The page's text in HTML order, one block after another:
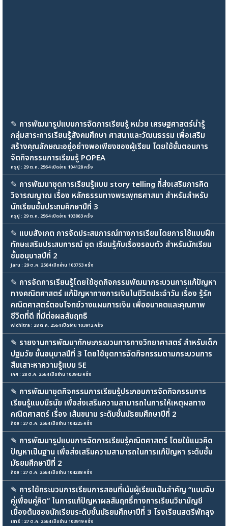
✎ การพัฒนารูปแบบการจัดการเรียนรู้ หน่วย เศรษฐศาสตร์น่ารู้
กลุ่มสาระการเรียนรู้สังคมศึกษา ศาสนาและวัฒนธรรม เพื่อเสริม
สร้างคุณลักษณะอยู่อย่างพอเพียงของผู้เรียน โดยใช้ขั้นตอนการ
จัดกิจกรรมการเรียนรู้ POPEA
ครูปู : 29 ต.ค. 2564 เปิดอ่าน 104128 ครั้ง
✎ การพัฒนาชุดการเรียนรู้แบบ story telling ที่ส่งเสริมการคิด
วิจารณญาณ เรื่อง หลักธรรมทางพระพุทธศาสนา สำหรับสำหรับ
นักเรียนชั้นประถมศึกษาปีที่ 3
ครูปู : 29 ต.ค. 2564 เปิดอ่าน 103863 ครั้ง
✎ แบบสังเกต การจัดประสบการณ์ทางการเรียนโดยการใช้แบบฝึก
ทักษะเสริมประสบการณ์ ชุด เรียนรู้กับเรื่องรอบตัว สำหรับนักเรียน
ชั้นอนุบาลปีที่ 2
Jaru : 29 ต.ค. 2564 เปิดอ่าน 103753 ครั้ง
✎ การจัดการเรียนรู้โดยใช้ชุดกิจกรรมพัฒนากระบวนการแก้ปัญหา
ทางคณิตศาสตร์ แก้ปัญหาทางการเงินในชีวิตประจำวัน เรื่อง รู้รัก
คณิตศาสตร์ตอบโจทย์วางแผนการเงิน เพื่ออนาคตและคุณภาพ
ชีวิตที่ดี ที่มีต่อผลสัมฤทธิ
wichitra : 28 ต.ค. 2564 เปิดอ่าน 103912 ครั้ง
✎ รายงานการพัฒนาทักษะกระบวนการทางวิทยาศาสตร์ สำหรับเด็ก
ปฐมวัย ชั้นอนุบาลปีที่ 3 โดยใช้ชุดการจัดกิจกรรมตามกระบวนการ
สืบเสาะหาความรู้แบบ 5E
เกศ : 28 ต.ค. 2564 เปิดอ่าน 103943 ครั้ง
✎ การพัฒนาชุดกิจกรรมการเรียนรู้ประกอบการจัดกิจกรรมการ
เรียนรู้แบบนิรนัย เพื่อส่งเสริมความสามารถในการให้เหตุผลทาง
คณิตศาสตร์ เรื่อง เส้นขนาน ระดับชั้นมัธยมศึกษาปีที่ 2
ก้อย : 27 ต.ค. 2564 เปิดอ่าน 104225 ครั้ง
✎ การพัฒนารูปแบบการจัดการเรียนรู้คณิตศาสตร์ โดยใช้แนวคิด
ปัญหาเป็นฐาน เพื่อส่งเสริมความสามารถในการแก้ปัญหา ระดับชั้น
มัธยมศึกษาปีที่ 2
ก้อย : 27 ต.ค. 2564 เปิดอ่าน 104288 ครั้ง
✎ การใช้กระบวนการเรียนการสอนที่เน้นผู้เรียนเป็นสำคัญ “แบบจับ
คู่เพื่อนคู่คิด” ในการแก้ปัญหาผลสัมฤทธิ์ทางการเรียนวิชาบัญชี
เบื้องต้นของนักเรียนระดับชั้นมัธยมศึกษาปีที่ 3 โรงเรียนสตรีพัทลุง
เสาร์ : 27 ต.ค. 2564 เปิดอ่าน 103919 ครั้ง